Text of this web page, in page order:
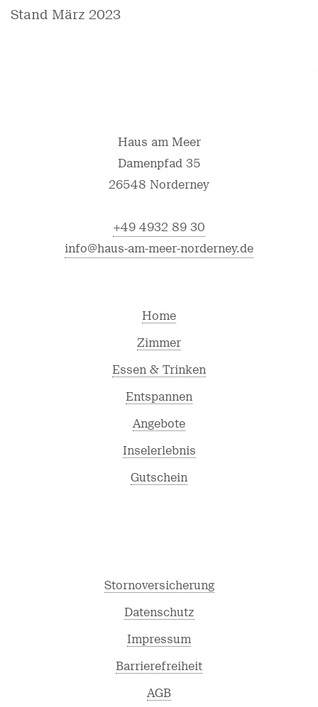
Stand März 2023
Haus am Meer
Damenpfad 35
26548 Norderney
+49 4932 89 30
info@haus-am-meer-norderney.de
Home
Zimmer
Essen & Trinken
Entspannen
Angebote
Inselerlebnis
Gutschein
Stornoversicherung
Datenschutz
Impressum
Barrierefreiheit
AGB